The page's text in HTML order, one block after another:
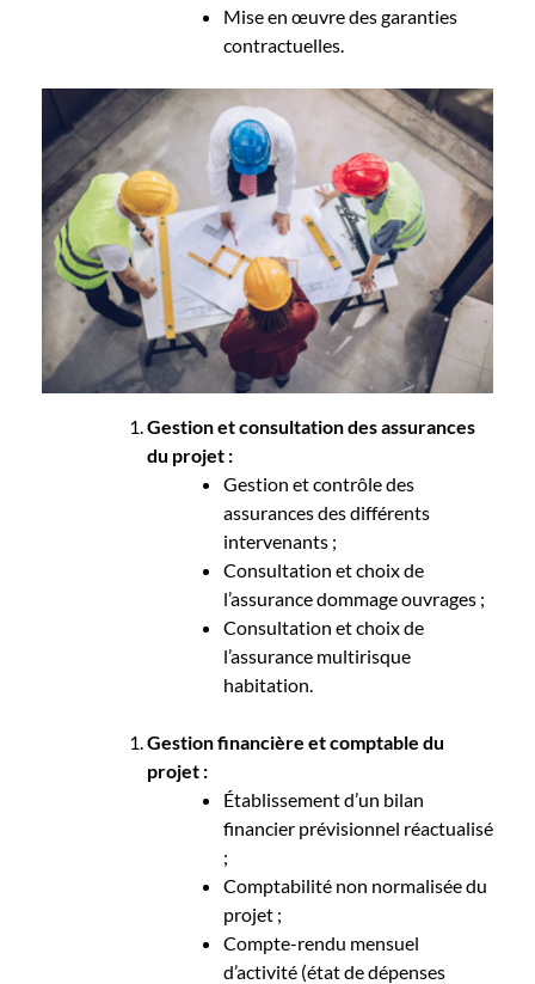
Mise en œuvre des garanties
contractuelles.
Gestion et consultation des assurances
du projet :
Gestion et contrôle des
assurances des différents
intervenants ;
Consultation et choix de
l’assurance dommage ouvrages ;
Consultation et choix de
l’assurance multirisque
habitation.
Gestion financière et comptable du
projet :
Établissement d’un bilan
financier prévisionnel réactualisé
;
Comptabilité non normalisée du
projet ;
Compte-rendu mensuel
d’activité (état de dépenses